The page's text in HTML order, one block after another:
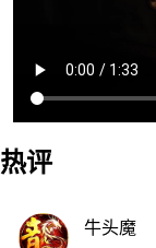
热评
牛头魔